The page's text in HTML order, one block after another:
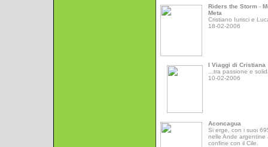
Riders the Storm -
Meta
Cristiano Iurisci e
18-02-2006
I Viaggi di Cristiana
...tra passione e
10-02-2006
Aconcagua
Si erge, con i suoi
nelle Ande argentine
confine con il Cile.